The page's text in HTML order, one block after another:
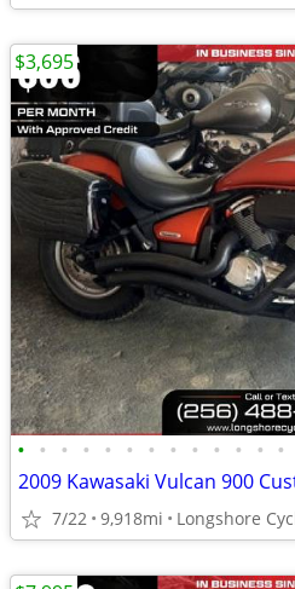
• • • • • • • • • • • • •
2009 Kawasaki Vulcan 900
7/22 9,918mi Longshore
$3,695